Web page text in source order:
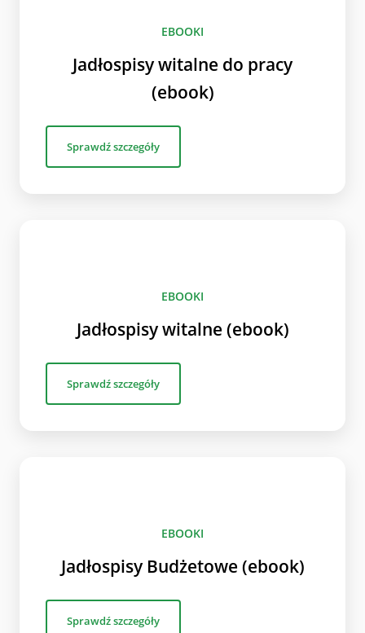
EBOOKI
Jadłospisy witalne do pracy
(ebook)
Sprawdź szczegóły
EBOOKI
Jadłospisy witalne (ebook)
Sprawdź szczegóły
EBOOKI
Jadłospisy Budżetowe (ebook)
Sprawdź szczegóły